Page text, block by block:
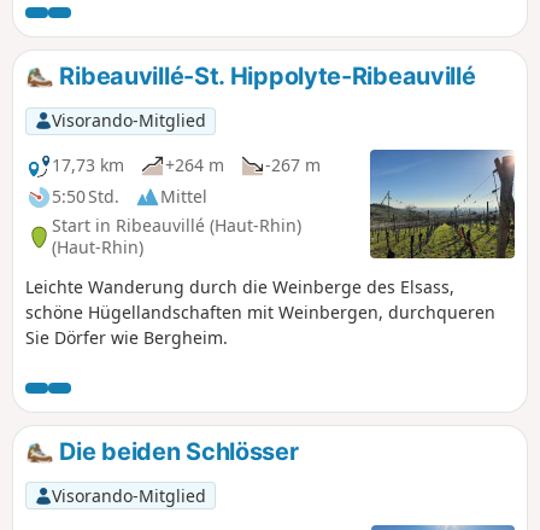
Dörfer.
Ribeauvillé-St. Hippolyte-Ribeauvillé
Visorando-Mitglied
17,73 km
+264 m
-267 m
5:50 Std.
Mittel
Start in Ribeauvillé (Haut-Rhin)
(Haut-Rhin)
Leichte Wanderung durch die Weinberge des Elsass,
schöne Hügellandschaften mit Weinbergen, durchqueren
Sie Dörfer wie Bergheim.
Die beiden Schlösser
Visorando-Mitglied